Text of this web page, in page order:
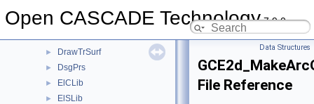
Open CASCADE Technology7.9.0
DrawDim
► DrawTrSurf
► DsgPrs
► ElCLib
► ElSLib
Data Structures
File Reference